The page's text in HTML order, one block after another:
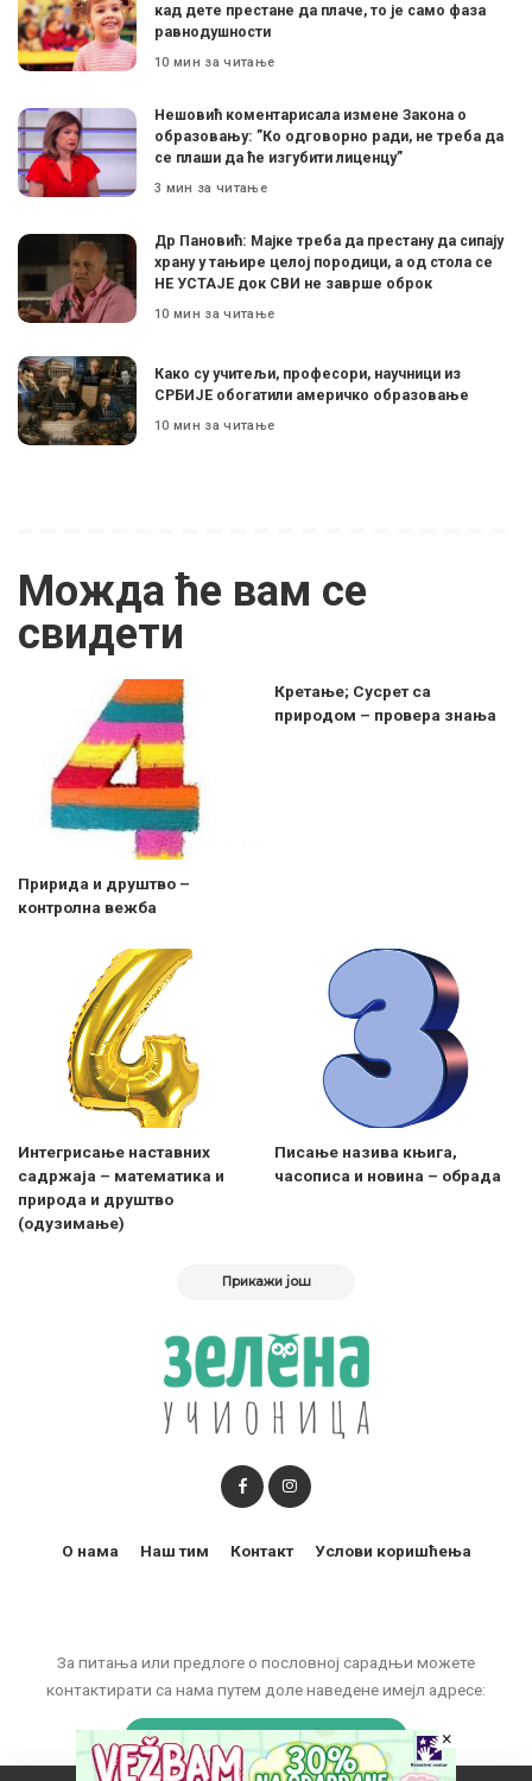
кад дете престане да плаче, то је само фаза
равнодушности
10 мин за читање
Нешовић коментарисала измене Закона о
образовању: ”Ко одговорно ради, не треба да
се плаши да ће изгубити лиценцу”
3 мин за читање
Др Пановић: Мајке треба да престану да сипају
храну у тањире целој породици, а од стола се
НЕ УСТАЈЕ док СВИ не заврше оброк
10 мин за читање
Како су учитељи, професори, научници из
СРБИЈЕ обогатили америчко образовање
10 мин за читање
Можда ће вам се
свидети
Пририда и друштво –
контролна вежба
Кретање; Сусрет са
природом – провера знања
Интегрисање наставних
садржаја – математика и
природа и друштво
(одузимање)
Писање назива књига,
часописа и новина – обрада
Прикажи још
За питања или предлоге о пословној сарадњи можете
контактирати са нама путем доле наведене имејл адресе:
marketing@zelenaucionica.com
О нама Наш тим Контакт Услови коришћења
×